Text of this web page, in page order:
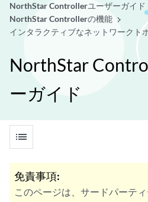
NorthStar Controllerユーザーガイド
NorthStar Controllerの機能
インタラクティブなネットワークト
NorthStar
ーガイド
list
免責事項:
このページは、サードパーテ